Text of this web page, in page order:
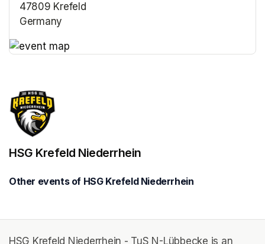
47809 Krefeld
Germany
HSG Krefeld Niederrhein
Other events of HSG Krefeld Niederrhein
HSG Krefeld Niederrhein - TuS N-Lübbecke is an